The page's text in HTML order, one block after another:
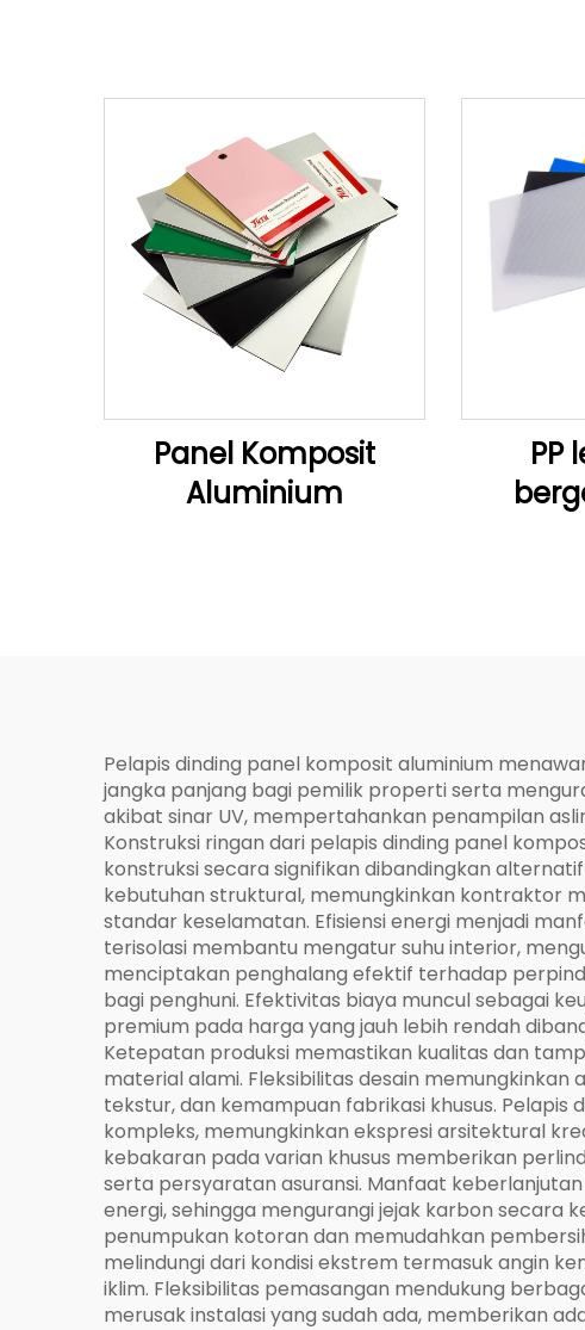
Panel Komposit
Aluminium
PP
Pelapis dinding panel komposit aluminium
jangka panjang bagi pemilik properti serta
akibat sinar UV, mempertahankan penampilan
Konstruksi ringan dari pelapis dinding panel
konstruksi secara signifikan dibandingkan
kebutuhan struktural, memungkinkan kontraktor
standar keselamatan. Efisiensi energi menjadi
terisolasi membantu mengatur suhu interior,
menciptakan penghalang efektif terhadap
bagi penghuni. Efektivitas biaya muncul sebagai
premium pada harga yang jauh lebih rendah
Ketepatan produksi memastikan kualitas dan
material alami. Fleksibilitas desain
tekstur, dan kemampuan fabrikasi khusus.
kompleks, memungkinkan ekspresi arsitektural
kebakaran pada varian khusus memberikan
serta persyaratan asuransi. Manfaat
energi, sehingga mengurangi jejak karbon secara
penumpukan kotoran dan memudahkan
melindungi dari kondisi ekstrem termasuk angin
iklim. Fleksibilitas pemasangan mendukung
merusak instalasi yang sudah ada, memberikan